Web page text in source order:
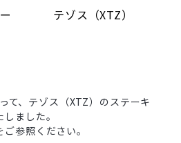
テゾス（XTZ）
て、テゾス（XTZ）のステーキ
ました。
参照ください。